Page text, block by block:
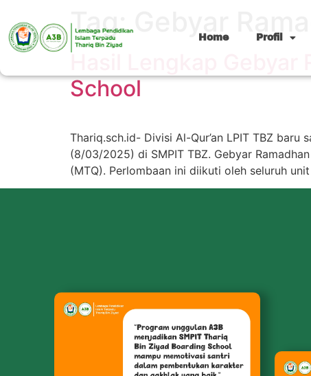
Home Profil
Tag:
Hasil Lengkap Gebyar
School
Thariq.sch.id- Divisi Al-Qur’an LPIT TBZ
(8/03/2025) di SMPIT TBZ. Gebyar
(MTQ). Perlombaan ini diikuti oleh seluruh